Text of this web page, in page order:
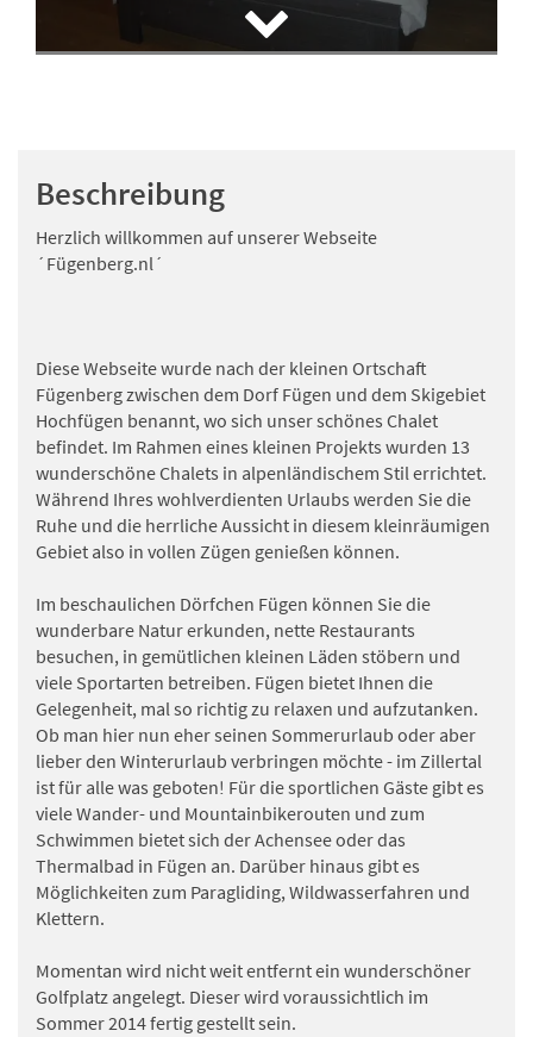
Beschreibung
Herzlich willkommen auf unserer Webseite
´Fügenberg.nl´
Diese Webseite wurde nach der kleinen Ortschaft
Fügenberg zwischen dem Dorf Fügen und dem Skigebiet
Hochfügen benannt, wo sich unser schönes Chalet
befindet. Im Rahmen eines kleinen Projekts wurden 13
wunderschöne Chalets in alpenländischem Stil errichtet.
Während Ihres wohlverdienten Urlaubs werden Sie die
Ruhe und die herrliche Aussicht in diesem kleinräumigen
Gebiet also in vollen Zügen genießen können.
Im beschaulichen Dörfchen Fügen können Sie die
wunderbare Natur erkunden, nette Restaurants
besuchen, in gemütlichen kleinen Läden stöbern und
viele Sportarten betreiben. Fügen bietet Ihnen die
Gelegenheit, mal so richtig zu relaxen und aufzutanken.
Ob man hier nun eher seinen Sommerurlaub oder aber
lieber den Winterurlaub verbringen möchte - im Zillertal
ist für alle was geboten! Für die sportlichen Gäste gibt es
viele Wander- und Mountainbikerouten und zum
Schwimmen bietet sich der Achensee oder das
Thermalbad in Fügen an. Darüber hinaus gibt es
Möglichkeiten zum Paragliding, Wildwasserfahren und
Klettern.
Momentan wird nicht weit entfernt ein wunderschöner
Golfplatz angelegt. Dieser wird voraussichtlich im
Sommer 2014 fertig gestellt sein.